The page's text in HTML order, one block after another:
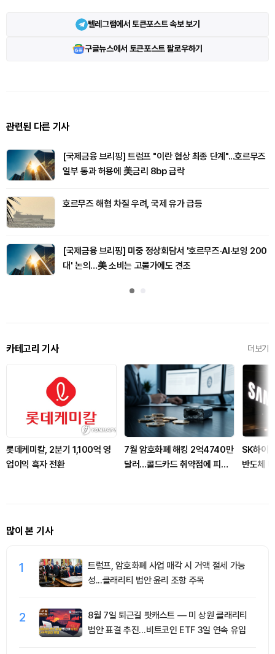
텔레그램에서 토큰포스트 속보 보기
구글뉴스에서 토큰포스트 팔로우하기
관련된 다른 기사
[국제금융 브리핑] 트럼프 "이란 협상 최종 단계"...호르무즈
일부 통과 허용에 美금리 8bp 급락
호르무즈 해협 차질 우려, 국제 유가 급등
[국제금융 브리핑] 미중 정상회담서 '호르무즈·AI·보잉 200
대' 논의…美 소비는 고물가에도 견조
카테고리 기사 더보기
롯데케미칼, 2분기 1,100억 영
업이익 흑자 전환
7월 암호화폐 해킹 2억4740만
달러…콜드카드 취약점에 피해
SK하이
반도체
많이 본 기사
1
트럼프, 암호화폐 사업 매각 시 거액 절세 가능
성...클래리티 법안 윤리 조항 주목
2
8월 7일 퇴근길 팟캐스트 — 미 상원 클래리티
법안 표결 추진…비트코인 ETF 3일 연속 유입